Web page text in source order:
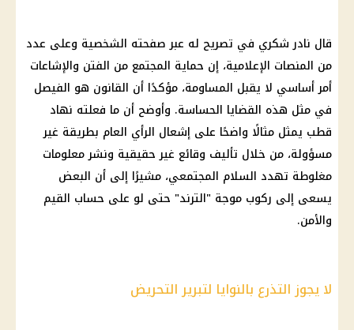
قال نادر شكري في تصريح له عبر صفحته الشخصية وعلى عدد
من المنصات الإعلامية، إن حماية المجتمعمن الفتن والإشاعات
أمر أساسي لا يقبل المساومة، مؤكدًا أن القانون هو الفيصل
في مثل هذه القضايا الحساسة. وأوضح أن ما فعلته نهاد
قطب يمثل مثالًا واضحًا على إشعال الرأي العام بطريقة غير
مسؤولة، من خلال تأليف وقائع غير حقيقية ونشر معلومات
مغلوطة تهدد السلام المجتمعي، مشيرًا إلى أن البعض
يسعى إلى ركوب موجة "الترند" حتى لو على حساب القيم
والأمن.
لا يجوز التذرع بالنوايا لتبرير التحريض